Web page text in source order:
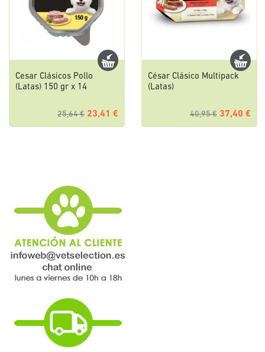
Cesar Clásicos Pollo
(Latas) 150 gr x 14
25,64 € 23,41 €
César Clásico Multipack
(Latas)
40,95 € 37,40 €